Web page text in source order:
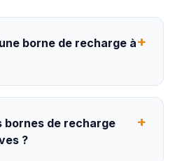
borne de recharge à+
bornes de recharge
?
+